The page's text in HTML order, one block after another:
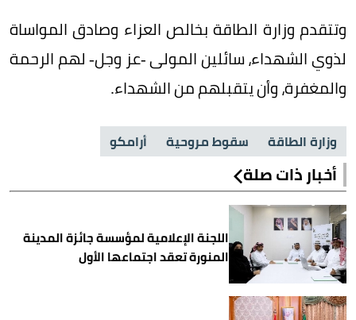
وتتقدم وزارة الطاقة بخالص العزاء وصادق المواساة
لذوي الشهداء، سائلين المولى -عز وجل- لهم الرحمة
والمغفرة، وأن يتقبلهم من الشهداء.
وزارة الطاقة سقوط مروحية أرامكو
أخبار ذات صلة
اللجنة الإعلامية لمؤسسة جائزة المدينة
المنورة تعقد اجتماعها الأول